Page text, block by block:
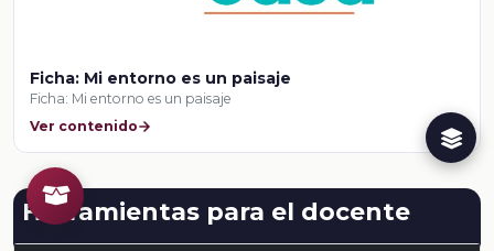
Ficha: Mi entorno es un paisaje
Ficha: Mi entorno es un paisaje
Ver contenido
Herramientas para el docente